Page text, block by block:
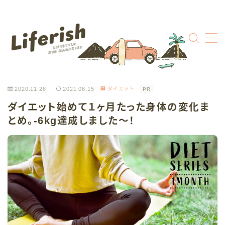
MENU
2020.11.28 2021.06.15 ダイエット PR
ダイエット始めて１ヶ月たった身体の変化ま
とめ。-6kg達成しました〜！